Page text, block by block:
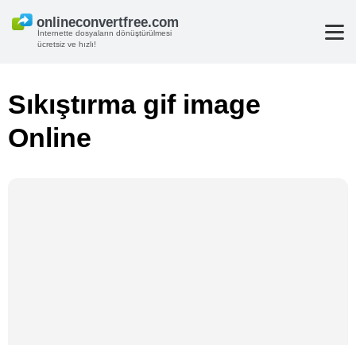
İnternette dosyaların dönüştürülmesi
ücretsiz ve hızlı!
Sıkıştırma gif image
Online